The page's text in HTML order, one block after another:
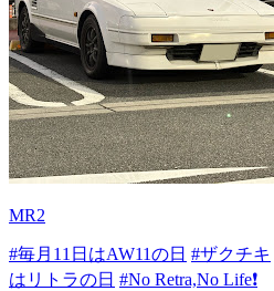
MR2
#毎月11日はAW11の日 #ザクチキ
はリトラの日 #No Retra,No Life❗️